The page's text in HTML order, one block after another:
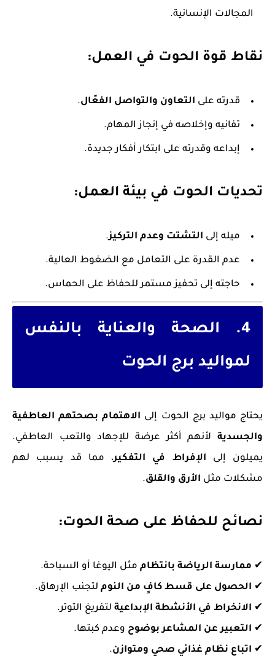
المجالات الإنسانية.
نقاط قوة الحوت في العمل:
قدرته على التعاون والتواصل الفعّال.
تفانيه وإخلاصه في إنجاز المهام.
إبداعه وقدرته على ابتكار أفكار جديدة.
تحديات الحوت في بيئة العمل:
ميله إلى التشتت وعدم التركيز.
عدم القدرة على التعامل مع الضغوط العالية.
حاجته إلى تحفيز مستمر للحفاظ على الحماس.
4. الصحة والعناية بالنفس
لمواليد برج الحوت
يحتاج مواليد برج الحوت إلى الاهتمام بصحتهم العاطفية
والجسدية لأنهم أكثر عرضة للإجهاد والتعب العاطفي.
يميلون إلى الإفراط في التفكير، مما قد يسبب لهم
مشكلات مثل الأرق والقلق.
نصائح للحفاظ على صحة الحوت:
✔ ممارسة الرياضة بانتظام مثل اليوغا أو السباحة.
✔ الحصول على قسط كافٍ من النوم لتجنب الإرهاق.
✔ الانخراط في الأنشطة الإبداعية لتفريغ التوتر.
✔ التعبير عن المشاعر بوضوح وعدم كبتها.
✔ اتباع نظام غذائي صحي ومتوازن.